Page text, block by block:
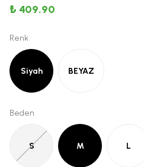
₺ 409.90
Renk
Siyah BEYAZ
Beden
S M L